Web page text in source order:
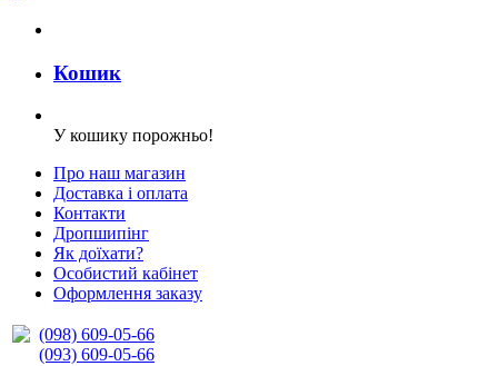
Кошик
У кошику порожньо!
Про наш магазин
Доставка і оплата
Контакти
Дропшипінг
Як доїхати?
Особистий кабінет
Оформлення заказу
(098) 609-05-66
(093) 609-05-66